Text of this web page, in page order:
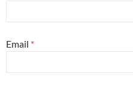
Email *